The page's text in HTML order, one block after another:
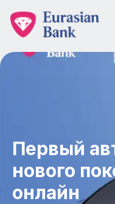
Первый
нового
онлайн